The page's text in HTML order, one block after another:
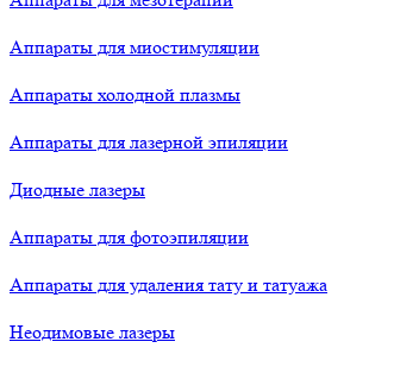
Аппараты для миостимуляции
Аппараты холодной плазмы
Аппараты для лазерной эпиляции
Диодные лазеры
Аппараты для фотоэпиляции
Аппараты для удаления тату и татуажа
Неодимовые лазеры